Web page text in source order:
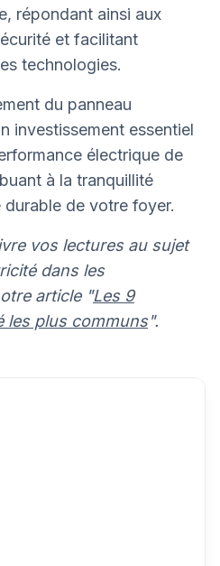
répondant ainsi aux
et facilitant
technologies.
du panneau
investissement essentiel
électrique de
à la tranquillité
de votre foyer.
vos lectures au sujet
dans les
article "Les 9
les plus communs".